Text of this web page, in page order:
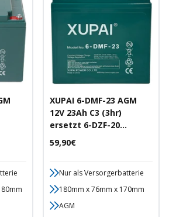
XUPAI 6-DMF-23 AGM
12V 23Ah C3 (3hr)
ersetzt 6-DZF-20
Angebotspreis
59,90€
Nur als Versorgerbatterie
180mm x 76mm x 170mm
AGM